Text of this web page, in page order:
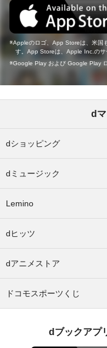
Appleのロゴ、App Storeは、米国
す。App Storeは、Apple Inc.のサ
Google Play および Google Play
d
dショッピング
dミュージック
Lemino
dヒッツ
dアニメストア
ドコモスポーツくじ
dブックアプ